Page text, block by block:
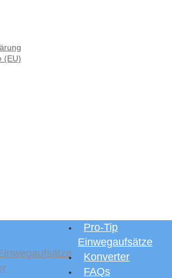
(EU)
Pro-Tip
Einwegaufsätze
Konverter
FAQs